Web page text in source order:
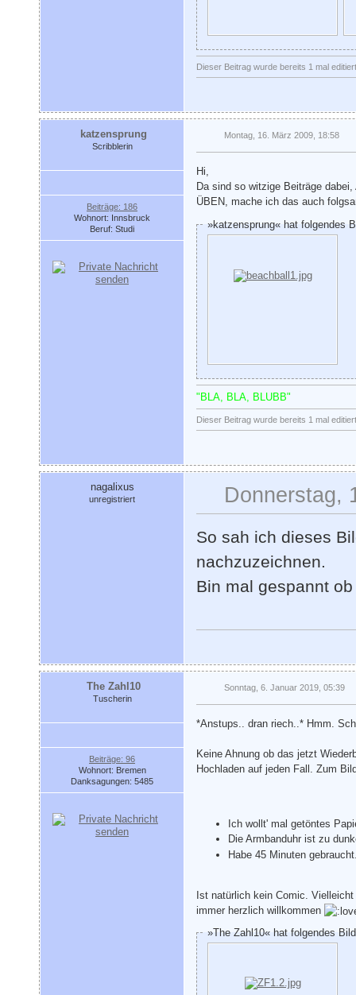
Dieser Beitrag wurde bereits 1 mal
katzensprung
Scribblerin
Beiträge: 186
Wohnort: Innsbruck
Beruf: Studi
Montag, 16. März 2009, 18:58
Hi,
Da sind so witzige Beiträge
ÜBEN, mache ich das auch
»katzensprung« hat folgendes
"BLA, BLA, BLUBB"
Dieser Beitrag wurde bereits 1 mal
nagalixus
unregistriert Donnerstag,
So sah ich dieses
nachzuzeichnen.
Bin mal gespannt
The Zahl10
Tuscherin
Beiträge: 96
Wohnort: Bremen
Danksagungen: 5485
Sonntag, 6. Januar 2019, 05:39
*Anstups.. dran riech..* Hmm.
Keine Ahnung ob das jetzt
Hochladen auf jeden Fall. Zum
Ich wollt' mal getöntes
Die Armbanduhr ist zu
Habe 45 Minuten
Ist natürlich kein Comic.
immer herzlich willkommen
»The Zahl10« hat folgendes